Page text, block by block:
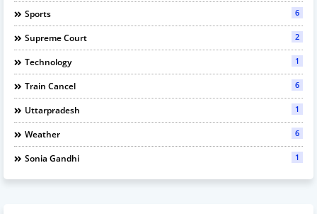
Sports 6
Supreme Court 2
Technology 1
Train Cancel 6
Uttarpradesh 1
Weather 6
Sonia Gandhi 1